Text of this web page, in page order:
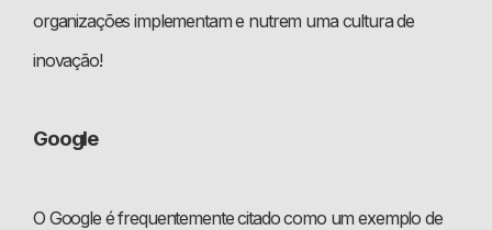
organizações implementam e nutrem uma cultura de
inovação!
Google
O Google é frequentemente citado como um exemplo de